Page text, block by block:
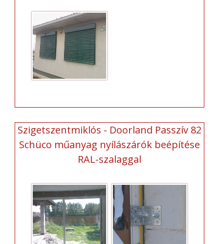
Szigetszentmiklós - Doorland Passzív 82
Schüco műanyag nyílászárók beépítése
RAL-szalaggal